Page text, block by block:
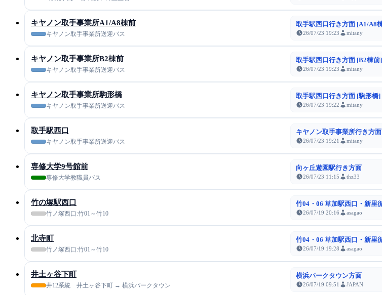
キヤノン取手事業所A1/A8棟前
キヤノン取手事業所送迎バス
取手駅西口行き方面 [A1/A8
26/07/23 19:23 mitany
キヤノン取手事業所B2棟前
キヤノン取手事業所送迎バス
取手駅西口行き方面 [B2棟前]
26/07/23 19:23 mitany
キヤノン取手事業所駒形橋
キヤノン取手事業所送迎バス
取手駅西口行き方面 [駒形橋]
26/07/23 19:22 mitany
取手駅西口
キヤノン取手事業所送迎バス
キヤノン取手事業所行き方
26/07/23 19:21 mitany
専修大学9号館前
専修大学教職員バス
向ヶ丘遊園駅行き方面
26/07/23 11:15 thz33
竹の塚駅西口
竹ノ塚西口:竹01～竹10
竹04・06 草加駅西口・新里
26/07/19 20:16 asagao
北寺町
竹ノ塚西口:竹01～竹10
竹04・06 草加駅西口・新里
26/07/19 19:28 asagao
井土ヶ谷下町
井12系統 井土ヶ谷下町 → 横浜パークタウン
横浜パークタウン方面
26/07/19 09:51 JAPAN